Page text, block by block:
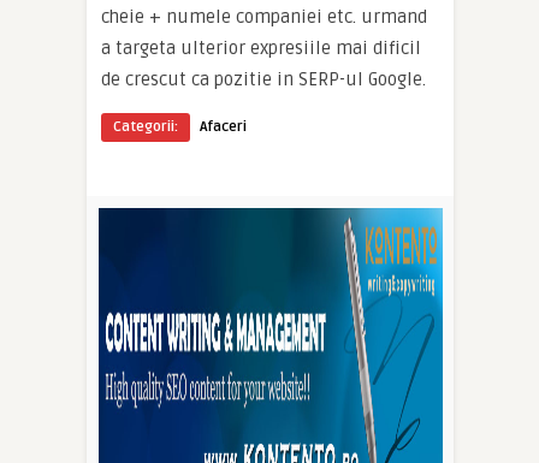
cheie + numele companiei etc. urmand
a targeta ulterior expresiile mai dificil
de crescut ca pozitie in SERP-ul Google.
Categorii: Afaceri